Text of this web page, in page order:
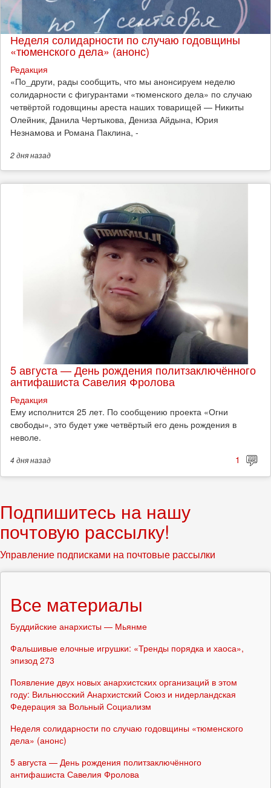
Неделя солидарности по случаю годовщины
«тюменского дела» (анонс)
Редакция
​«По_други, рады сообщить, что мы анонсируем неделю
солидарности с фигурантами «тюменского дела» по случаю
четвёртой годовщины ареста наших товарищей — Никиты
Олейник, Данила Чертыкова, Дениза Айдына, Юрия
Незнамова и Романа Паклина, -
2 дняназад
5 августа — День рождения политзаключённого
антифашиста Савелия Фролова
Редакция
Ему исполнится 25 лет. По сообщению проекта «Огни
свободы», это будет уже четвёртый его день рождения в
неволе.
4 дняназад 1
Подпишитесь на нашу
почтовую рассылку!
Управление подписками на почтовые рассылки
Все материалы
Буддийские анархисты — Мьянме
Фальшивые елочные игрушки: «Тренды порядка и хаоса»,
эпизод 273
Появление двух новых анархистских организаций в этом
году: Вильнюсский Анархистский Союз и нидерландская
Федерация за Вольный Социализм
Неделя солидарности по случаю годовщины «тюменского
дела» (анонс)
5 августа — День рождения политзаключённого
антифашиста Савелия Фролова